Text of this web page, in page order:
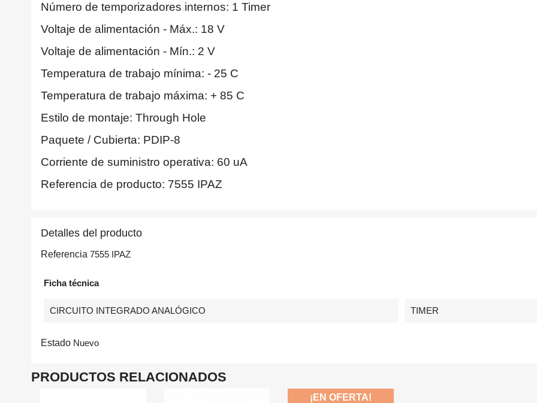
Número de temporizadores internos: 1 Timer
Voltaje de alimentación - Máx.: 18 V
Voltaje de alimentación - Mín.: 2 V
Temperatura de trabajo mínima: - 25 C
Temperatura de trabajo máxima: + 85 C
Estilo de montaje: Through Hole
Paquete / Cubierta: PDIP-8
Corriente de suministro operativa: 60 uA
Referencia de producto: 7555 IPAZ
Detalles del producto
Referencia 7555 IPAZ
Ficha técnica
CIRCUITO INTEGRADO ANALÓGICO TIMER
Estado Nuevo
PRODUCTOS RELACIONADOS
¡EN OFERTA!